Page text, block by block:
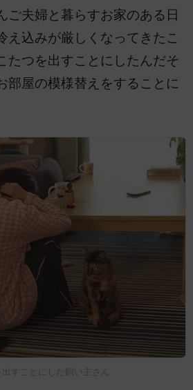
ご夫婦と暮らすお家のある日
え込みが厳しくなってきたこ
たつを出すことにしたんだそ
部屋の模様替えをすることに
出すことにした飼い主さん